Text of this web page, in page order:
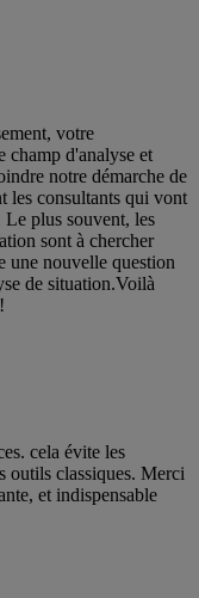
votre
champ d'analyse et
notre démarche de
les consultants qui vont
plus souvent, les
sont à chercher
une nouvelle question
de situation.Voilà
cela évite les
outils classiques. Merci
et indispensable